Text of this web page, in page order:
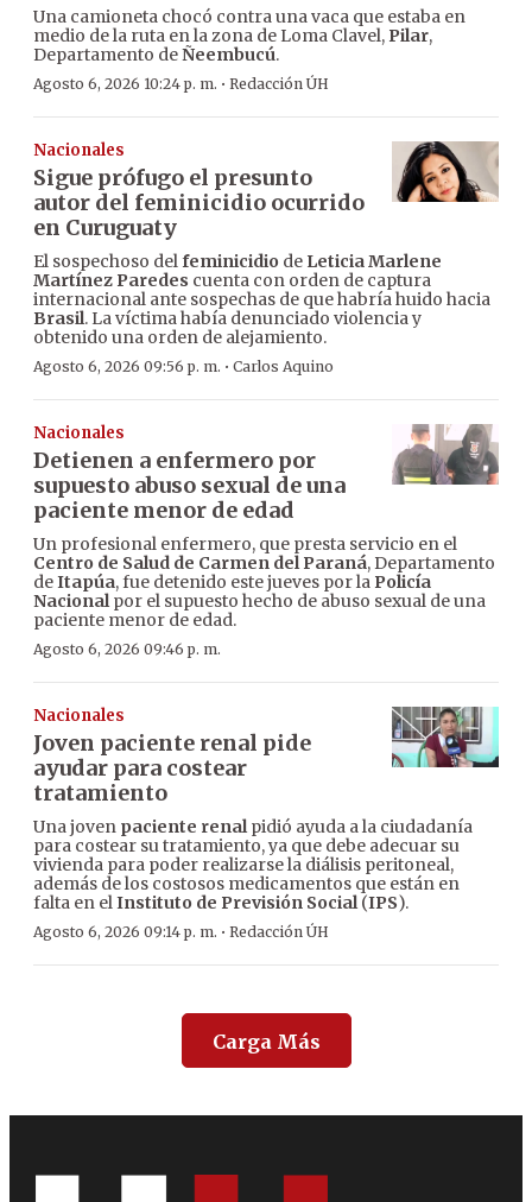
Una camioneta chocó contra una vaca que estaba en
medio de la ruta en la zona de Loma Clavel, Pilar,
Departamento deÑeembucú.
Agosto 6, 2026 10:24 p. m. · Redacción ÚH
Nacionales
Sigue prófugo el presunto
autor del feminicidio ocurrido
en Curuguaty
El sospechoso delfeminicidio de Leticia Marlene
Martínez Paredes cuenta con orden de captura
internacional ante sospechas de que habría huido hacia
Brasil. La víctima había denunciado violencia y
obtenido una orden de alejamiento.
Agosto 6, 2026 09:56 p. m. · Carlos Aquino
Nacionales
Detienen a enfermero por
supuesto abuso sexual de una
paciente menor de edad
Un profesional enfermero, que presta servicio en el
Centro de Salud de Carmen del Paraná, Departamento
deItapúa, fue detenido este jueves por la Policía
Nacionalpor el supuesto hecho de abuso sexual de una
paciente menor de edad.
Agosto 6, 2026 09:46 p. m.
Nacionales
Joven paciente renal pide
ayudar para costear
tratamiento
Una joven paciente renalpidió ayuda a la ciudadanía
para costear su tratamiento, ya que debe adecuar su
vivienda para poder realizarse la diálisis peritoneal,
además de los costosos medicamentos que están en
falta en elInstituto de Previsión Social(IPS).
Agosto 6, 2026 09:14 p. m. · Redacción ÚH
Carga Más